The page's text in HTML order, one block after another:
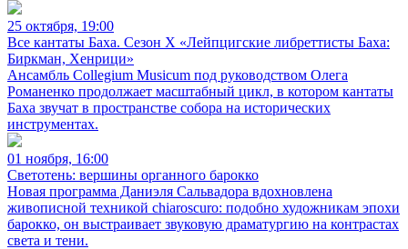
25 октября, 19:00
Все кантаты Баха. Сезон X «Лейпцигские либреттисты Баха:
Биркман, Хенрици»
Ансамбль Collegium Musicum под руководством Олега
Романенко продолжает масштабный цикл, в котором кантаты
Баха звучат в пространстве собора на исторических
инструментах.
01 ноября, 16:00
Светотень: вершины органного барокко
Новая программа Даниэля Сальвадора вдохновлена
живописной техникой chiaroscuro: подобно художникам эпохи
барокко, он выстраивает звуковую драматургию на контрастах
света и тени.